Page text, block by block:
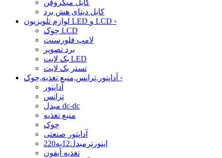
کابل میکروفن
کابل دیتای هش برد
لوازم تلویزیون LED و LCD ›
چوک LCD
لامپ فلورسنت
برد تصویر
بک لایت LED
تستر بک لایت
›
آداپتور
ترانس
مبدل dc-dc
منبع تغذیه
چوک
آداپتور صنعتی
اینورترمبدل12به220
تغذیه آیفون